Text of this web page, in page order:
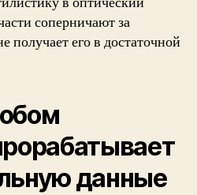
соперничают за
получает его в достаточной
данные